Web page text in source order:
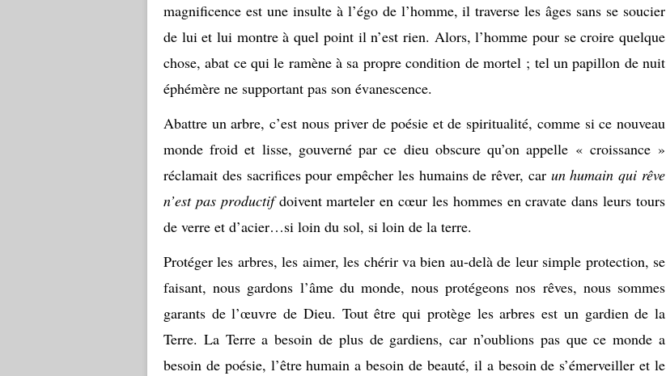
magnificence est une insulte à l’égo de l’homme, il traverse les âges sans se soucier
de lui et lui montre à quel point il n’est rien. Alors, l’homme pour se croire quelque
chose, abat ce qui le ramène à sa propre condition de mortel ; tel un papillon de nuit
éphémère ne supportant pas son évanescence.
Abattre un arbre, c’est nous priver de poésie et de spiritualité, comme si ce nouveau
monde froid et lisse, gouverné par ce dieu obscure qu’on appelle « croissance »
réclamait des sacrifices pour empêcher les humains de rêver, car un humain qui rêve
n’est pas productifdoivent marteler en cœur les hommes en cravate dans leurs tours
de verre et d’acier…si loin du sol, si loin de la terre.
Protéger les arbres, les aimer, les chérir va bien au-delà de leur simple protection, se
faisant, nous gardons l’âme du monde, nous protégeons nos rêves, nous sommes
garants de l’œuvre de Dieu. Tout être qui protège les arbres est un gardien de la
Terre. La Terre a besoin de plus de gardiens, car n’oublions pas que ce monde a
besoin de poésie, l’être humain a besoin de beauté, il a besoin de s’émerveiller et le